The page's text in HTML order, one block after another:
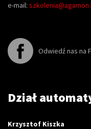
e-mail:
Odwiedź nas na
Dział
Krzysztof Kiszka